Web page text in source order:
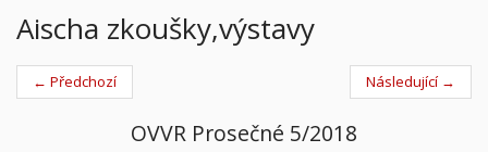
Aischa zkoušky,výstavy
← Předchozí Následující →
OVVR Prosečné 5/2018